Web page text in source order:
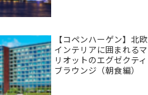
【コペンハーゲン】北欧
インテリアに囲まれるマ
リオットのエグゼクティ
ブラウンジ（朝食編）